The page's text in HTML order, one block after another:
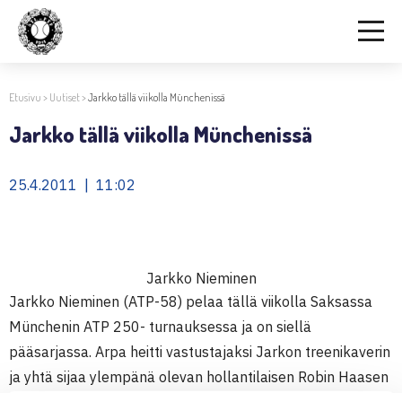
Etusivu > Uutiset>Jarkko tällä viikolla Münchenissä
Jarkko tällä viikolla Münchenissä
25.4.2011 | 11:02
Jarkko Nieminen
Jarkko Nieminen (ATP-58) pelaa tällä viikolla Saksassa
Münchenin ATP 250- turnauksessa ja on siellä
pääsarjassa. Arpa heitti vastustajaksi Jarkon treenikaverin
ja yhtä sijaa ylempänä olevan hollantilaisen Robin Haasen